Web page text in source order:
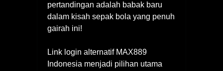
pertandingan adalah babak baru
dalam kisah sepak bola yang penuh
gairah ini!
Link login alternatif MAX889
Indonesia menjadi pilihan utama